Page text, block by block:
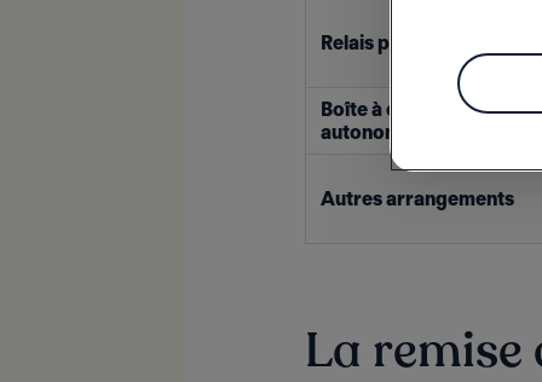
Relais par un tiers
Boîte à clés / Accès
autonome
Autres arrangements
La remise